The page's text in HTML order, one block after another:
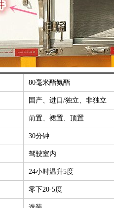
80毫米酯氨酯
国产、进口/独立、非独立
前置、裙置、顶置
30分钟
驾驶室内
24小时温升5度
零下20-5度